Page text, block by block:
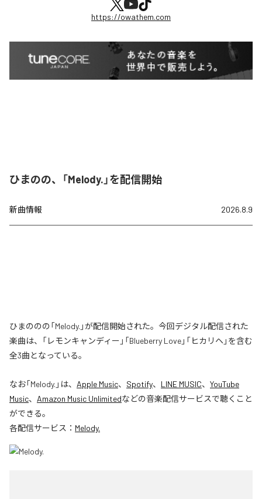
https://owathem.com
ひまのの、「Melody.」を配信開始
新曲情報 2026.8.9
ひまののの「Melody.」が配信開始された。今回デジタル配信された
楽曲は、「レモンキャンディー」「Blueberry Love」「ヒカリヘ」を含む
全3曲となっている。
なお「Melody. 」は、 Apple Music、 Spotify、 LINE MUSIC、 YouTube
Music、 Amazon Music Unlimitedなどの音楽配信サービスで聴くこと
ができる。
各配信サービス： Melody.